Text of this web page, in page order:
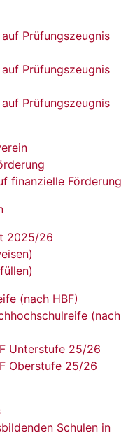
Prüfungszeugnis
Prüfungszeugnis
Prüfungszeugnis
finanzielle Förderung
2025/26
(nach HBF)
(nach
Unterstufe 25/26
Oberstufe 25/26
Schulen in